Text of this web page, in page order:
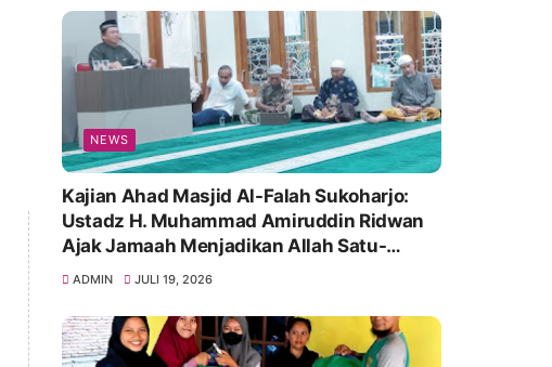
NEWS
Kajian Ahad Masjid Al-Falah Sukoharjo:
Ustadz H. Muhammad Amiruddin Ridwan
Ajak Jamaah Menjadikan Allah Satu-
Satunya Tempat Bergantung
ADMIN JULI 19, 2026